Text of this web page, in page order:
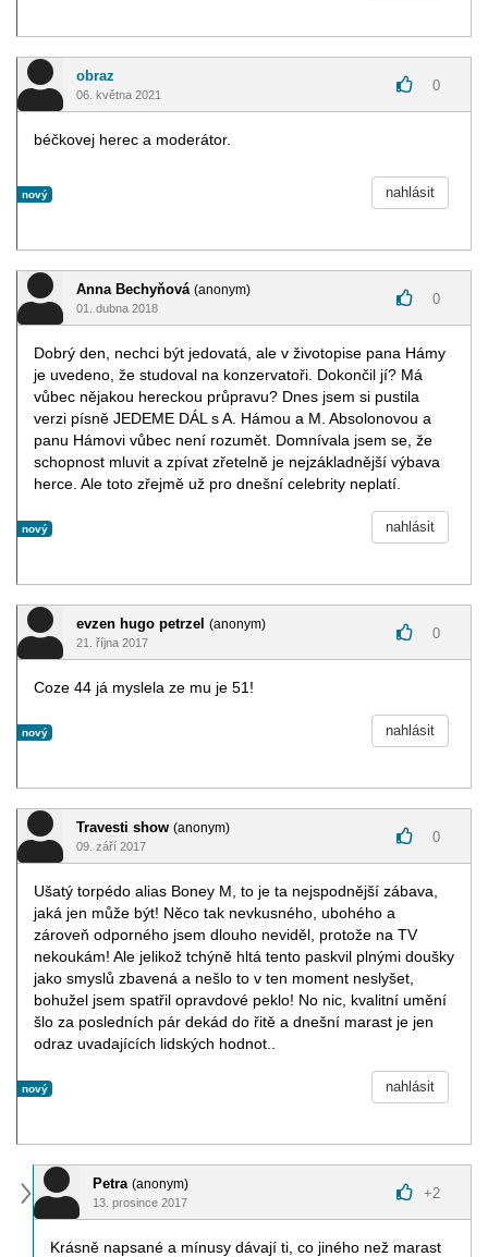
obraz
06. května 2021
0
béčkovej herec a moderátor.
nový nahlásit
Anna Bechyňová (anonym)
01. dubna 2018
0
Dobrý den, nechci být jedovatá, ale v životopise pana Hámy
je uvedeno, že studoval na konzervatoři. Dokončil jí? Má
vůbec nějakou hereckou průpravu? Dnes jsem si pustila
verzi písně JEDEME DÁL s A. Hámou a M. Absolonovou a
panu Hámovi vůbec není rozumět. Domnívala jsem se, že
schopnost mluvit a zpívat zřetelně je nejzákladnější výbava
herce. Ale toto zřejmě už pro dnešní celebrity neplatí.
nový nahlásit
evzen hugo petrzel (anonym)
21. října 2017
0
Coze 44 já myslela ze mu je 51!
nový nahlásit
Travesti show (anonym)
09. září 2017
0
Ušatý torpédo alias Boney M, to je ta nejspodnější zábava,
jaká jen může být! Něco tak nevkusného, ubohého a
zároveň odporného jsem dlouho neviděl, protože na TV
nekoukám! Ale jelikož tchýně hltá tento paskvil plnými doušky
jako smyslů zbavená a nešlo to v ten moment neslyšet,
bohužel jsem spatřil opravdové peklo! No nic, kvalitní umění
šlo za posledních pár dekád do řitě a dnešní marast je jen
odraz uvadajících lidských hodnot..
nový nahlásit
Petra (anonym)
13. prosince 2017
+2
Krásně napsané a mínusy dávají ti, co jiného než marast